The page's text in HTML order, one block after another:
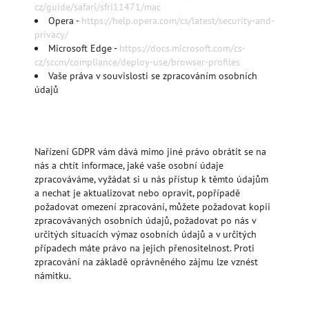
cz/guide/safari/sfri11471/mac
Opera - https://help.opera.com/cs/latest/security-and-
privacy/
Microsoft Edge - https://docs.microsoft.com/cs-
cz/sccm/compliance/deploy-use/browser-profiles
Vaše práva v souvislosti se zpracováním osobních
údajů
Nařízení GDPR vám dává mimo jiné právo obrátit se na
nás a chtít informace, jaké vaše osobní údaje
zpracováváme, vyžádat si u nás přístup k těmto údajům
a nechat je aktualizovat nebo opravit, popřípadě
požadovat omezení zpracování, můžete požadovat kopii
zpracovávaných osobních údajů, požadovat po nás v
určitých situacích výmaz osobních údajů a v určitých
případech máte právo na jejich přenositelnost. Proti
zpracování na základě oprávněného zájmu lze vznést
námitku.